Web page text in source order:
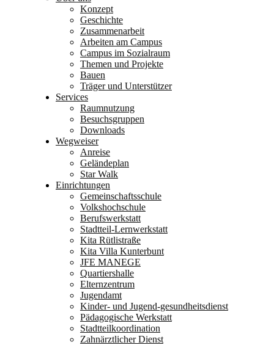
Konzept
Geschichte
Zusammenarbeit
Arbeiten am Campus
Campus im Sozialraum
Themen und Projekte
Bauen
Träger und Unterstützer
Services
Raumnutzung
Besuchsgruppen
Downloads
Wegweiser
Anreise
Geländeplan
Star Walk
Einrichtungen
Gemeinschaftsschule
Volkshochschule
Berufswerkstatt
Stadtteil-Lernwerkstatt
Kita Rütlistraße
Kita Villa Kunterbunt
JFE MANEGE
Quartiershalle
Elternzentrum
Jugendamt
Kinder- und Jugend-gesundheitsdienst
Pädagogische Werkstatt
Stadtteilkoordination
Zahnärztlicher Dienst